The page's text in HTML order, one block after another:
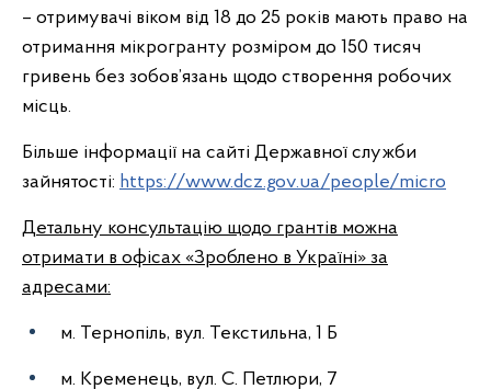
– отримувачі віком від 18 до 25 років мають право на
отримання мікрогранту розміром до 150 тисяч
гривень без зобов’язань щодо створення робочих
місць.
Більше інформації на сайті Державної служби
зайнятості: https://www.dcz.gov.ua/people/micro
Детальну консультацію щодо грантів можна
отримати в офісах «Зроблено в Україні» за
адресами:
м. Тернопіль, вул. Текстильна, 1 Б
м. Кременець, вул. С. Петлюри, 7